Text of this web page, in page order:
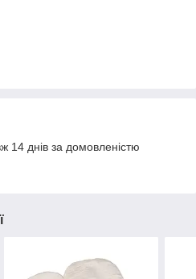
14 днів за домовленістю